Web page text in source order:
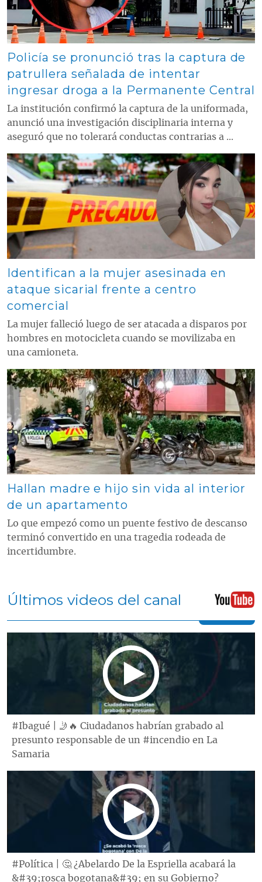
Policía se pronunció tras la captura de
patrullera señalada de intentar
ingresar droga a la Permanente Central
La institución confirmó la captura de la uniformada,
anunció una investigación disciplinaria interna y
aseguró que no tolerará conductas contrarias a ...
Contenido multimedia principal
Identifican a la mujer asesinada en
ataque sicarial frente a centro
comercial
La mujer falleció luego de ser atacada a disparos por
hombres en motocicleta cuando se movilizaba en
una camioneta.
Contenido multimedia principal
Hallan madre e hijo sin vida al interior
de un apartamento
Lo que empezó como un puente festivo de descanso
terminó convertido en una tragedia rodeada de
incertidumbre.
Últimos videos del canal
#Ibagué | 🤳🔥 Ciudadanos habrían grabado al
presunto responsable de un #incendio en La
Samaria
#Política | 🤔 ¿Abelardo De la Espriella acabará la
&#39;rosca bogotana&#39; en su Gobierno?